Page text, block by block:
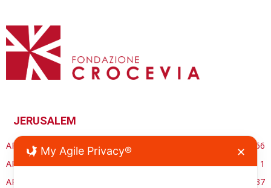
JERUSALEM
ARCHITETTURA
66
ARCHITETTURASACRA.ORG
1
ARTE
37
My Agile Privacy® ✕